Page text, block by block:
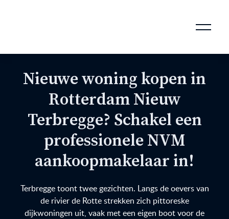
Nieuwe woning kopen in
Rotterdam Nieuw
Terbregge? Schakel een
professionele NVM
aankoopmakelaar in!
Terbregge toont twee gezichten. Langs de oevers van
de rivier de Rotte strekken zich pittoreske
dijkwoningen uit, vaak met een eigen boot voor de